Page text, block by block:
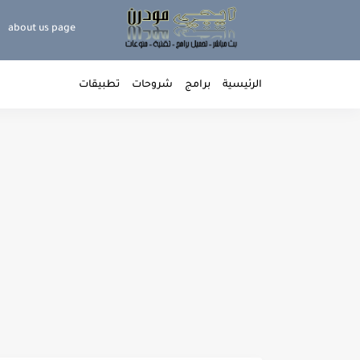
about us page
الرئيسية برامج شروحات تطبيقات